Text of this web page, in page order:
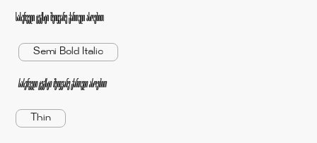
სასურველი ტექსტი შეიყვანე ქართული ასოებით
Semi Bold Italic
სასურველი ტექსტი შეიყვანე ქართული ასოებით
Thin